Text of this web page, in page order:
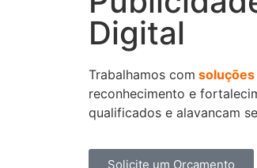
Digital
Trabalhamos com
reconhecimento e
qualificados e alavancam
Solicite um Orçamento